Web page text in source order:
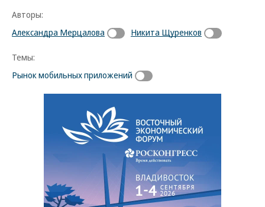
Авторы:
Александра Мерцалова
Никита Щуренков
Темы:
Рынок мобильных приложений